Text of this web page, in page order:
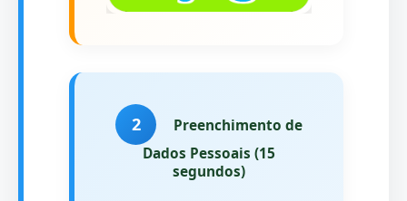
2
Preenchimento de
Dados Pessoais (15
segundos)